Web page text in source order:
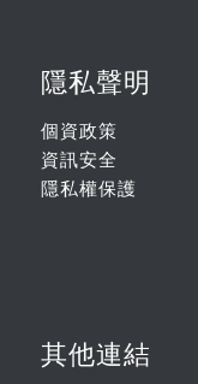
隱私聲明
個資政策
資訊安全
隱私權保護
其他連結